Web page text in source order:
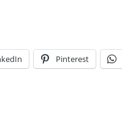
Pinterest